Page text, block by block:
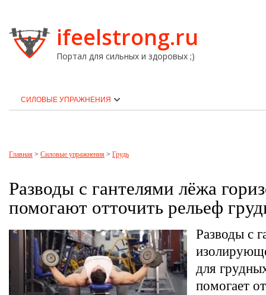
ifeelstrong.ru
Портал для сильных и здоровых ;)
СИЛОВЫЕ УПРАЖНЕНИЯ
Главная > Силовые упражнения > Грудь
Разводы с гантелями лёжа
помогают отточить рельеф
Разводы с
для
помогает